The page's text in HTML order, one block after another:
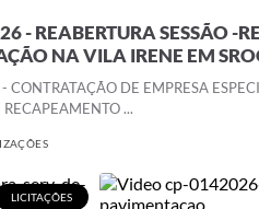
- REABERTURA SESSÃO -
NA VILA IRENE EM
DE EMPRESA
RECAPEAMENTO ...
LICITAÇÕES